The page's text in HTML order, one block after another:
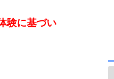
験に基づい